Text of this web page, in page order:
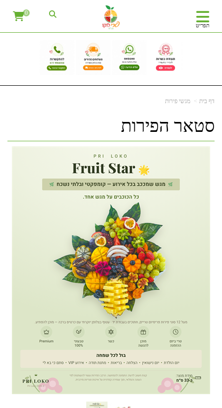
תפריט
0
דף בית מגשי פירות
סטאר הפירות